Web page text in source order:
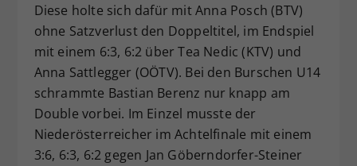
Diese holte sich dafür mit Anna Posch (BTV)
ohne Satzverlust den Doppeltitel, im Endspiel
mit einem 6:3, 6:2 über Tea Nedic (KTV) und
Anna Sattlegger (OÖTV). Bei den Burschen U14
schrammte Bastian Berenz nur knapp am
Double vorbei. Im Einzel musste der
Niederösterreicher im Achtelfinale mit einem
3:6, 6:3, 6:2 gegen Jan Göberndorfer-Steiner